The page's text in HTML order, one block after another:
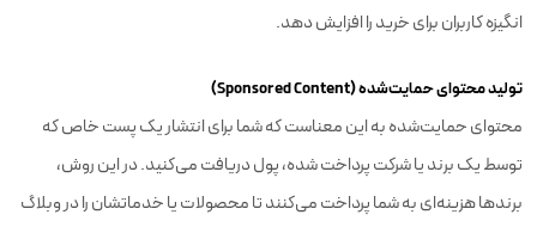
انگیزه کاربران برای خرید را افزایش دهد.
تولید محتوای حمایت‌شده (Sponsored Content)
محتوای حمایت‌شده به این معناست که شما برای انتشار یک پست خاص که
توسط یک برند یا شرکت پرداخت شده، پول دریافت می‌کنید. در این روش،
برندها هزینه‌ای به شما پرداخت می‌کنند تا محصولات یا خدماتشان را در وبلاگ